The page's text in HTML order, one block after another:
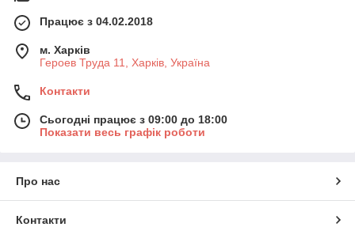
Працює з 04.02.2018
м. Харків
Героев Труда 11, Харків, Україна
Контакти
Сьогодні працює з 09:00 до 18:00
Показати весь графік роботи
Про нас
Контакти